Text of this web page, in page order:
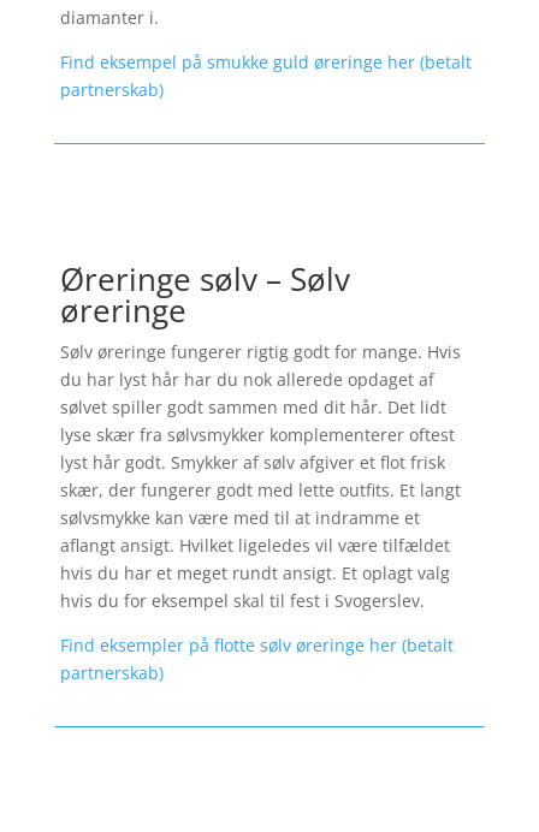
diamanter i.
Find eksempel på smukke guld øreringe her (betalt
partnerskab)
Øreringe sølv – Sølv
øreringe
Sølv øreringe fungerer rigtig godt for mange. Hvis
du har lyst hår har du nok allerede opdaget af
sølvet spiller godt sammen med dit hår. Det lidt
lyse skær fra sølvsmykker komplementerer oftest
lyst hår godt. Smykker af sølv afgiver et flot frisk
skær, der fungerer godt med lette outfits. Et langt
sølvsmykke kan være med til at indramme et
aflangt ansigt. Hvilket ligeledes vil være tilfældet
hvis du har et meget rundt ansigt. Et oplagt valg
hvis du for eksempel skal til fest i Svogerslev.
Find eksempler på flotte sølv øreringe her (betalt
partnerskab)